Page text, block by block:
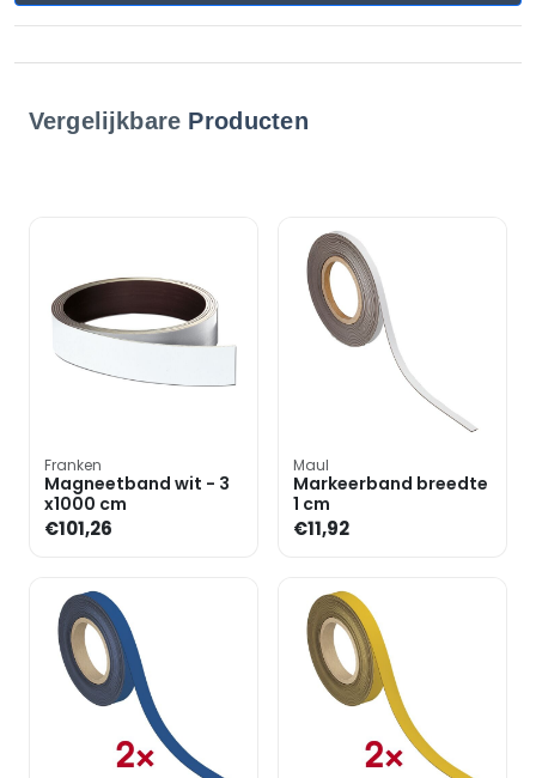
Vergelijkbare Producten
Franken
Magneetband wit - 3
x1000 cm
€101,26
Maul
Markeerband breedte
1 cm
€11,92